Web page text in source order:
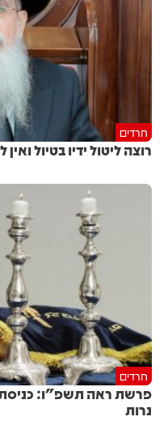
חרדים
רוצה ליטול ידיו בטיול
חרדים
פרשת ראה תשפ"ו:
נרות